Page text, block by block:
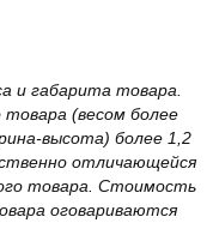
и габарита товара.
(весом более
высота) более 1,2
отличающейся
товара. Стоимость
оговариваются